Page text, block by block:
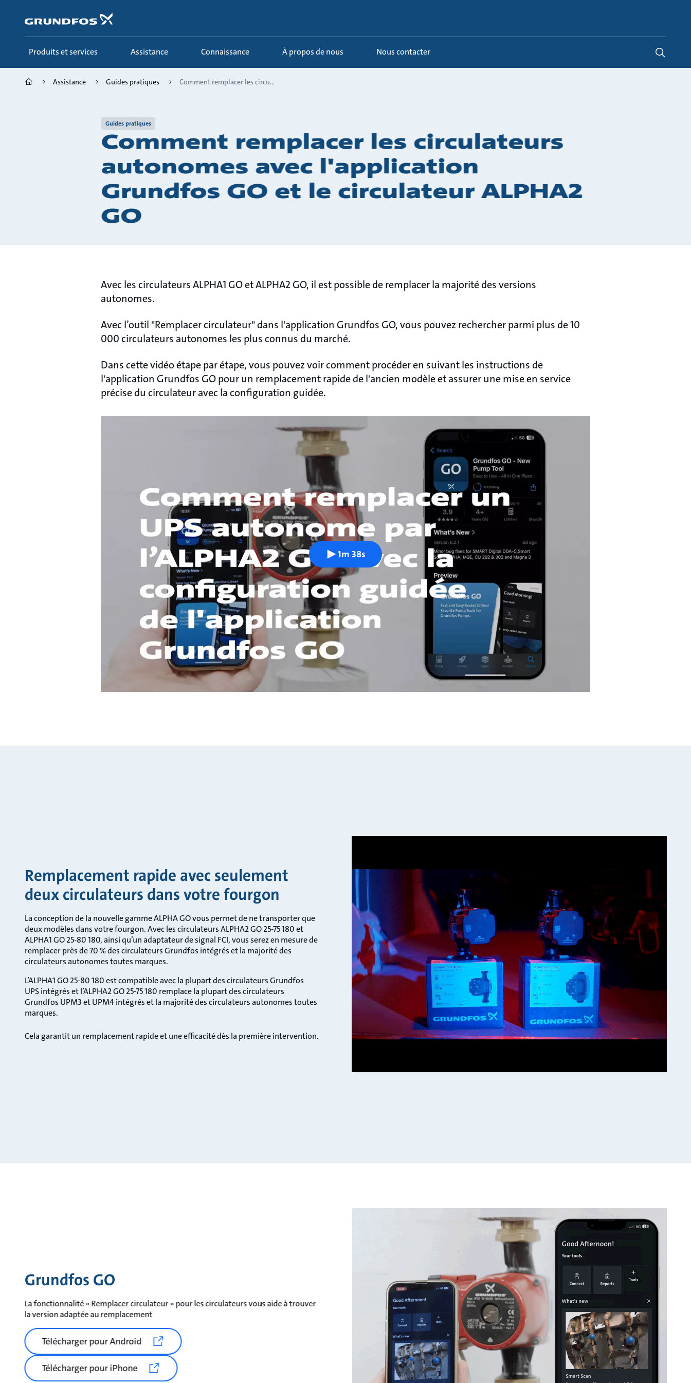
principal
Produits et services Assistance Connaissance À propos de nous Nous contacter
Assistance Guides pratiques Comment remplacer les circu...
Guides pratiques
Comment remplacer les circulateurs
autonomes avec l'application
Grundfos GO et le circulateur ALPHA2
GO
Avec les circulateurs ALPHA1 GO et ALPHA2 GO, il est possible de remplacer la majorité des versions
autonomes.
Avec l’outil "Remplacer circulateur" dans l'application Grundfos GO, vous pouvez rechercher parmi plus de 10
000 circulateurs autonomes les plus connus du marché.
Dans cette vidéo étape par étape, vous pouvez voir comment procéder en suivant les instructions de
l'application Grundfos GO pour un remplacement rapide de l'ancien modèle et assurer une mise en service
précise du circulateur avec la configuration guidée.
1m 38s
Remplacement rapide avec seulement
deux circulateurs dans votre fourgon
La conception de la nouvelle gamme ALPHA GO vous permet de ne transporter que
deux modèles dans votre fourgon. Avec les circulateurs ALPHA2 GO 25-75 180 et
ALPHA1 GO 25-80 180, ainsi qu’un adaptateur de signal FCI, vous serez en mesure de
remplacer près de 70 % des circulateurs Grundfos intégrés et la majorité des
circulateurs autonomes toutes marques.
L’ALPHA1 GO 25-80 180 est compatible avec la plupart des circulateurs Grundfos
UPS intégrés et l’ALPHA2 GO 25-75 180 remplace la plupart des circulateurs
Grundfos UPM3 et UPM4 intégrés et la majorité des circulateurs autonomes toutes
marques.
Cela garantit un remplacement rapide et une efficacité dès la première intervention.
Grundfos GO
La fonctionnalité « Remplacer circulateur » pour les circulateurs vous aide à trouver
la version adaptée au remplacement
Télécharger pour Android
Télécharger pour iPhone